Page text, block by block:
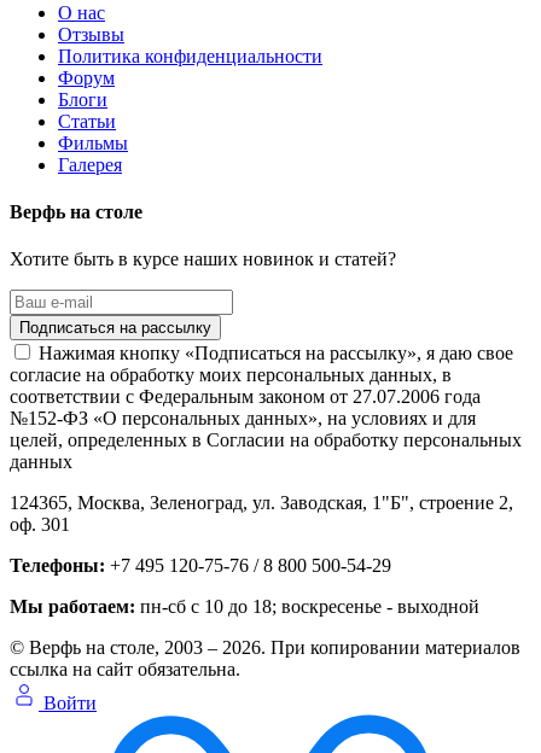
О нас
Отзывы
Политика конфиденциальности
Форум
Блоги
Статьи
Фильмы
Галерея
Верфь на столе
Хотите быть в курсе наших новинок и статей?
Нажимая кнопку «Подписаться на рассылку», я даю свое
согласие на обработку моих персональных данных, в
соответствии с Федеральным законом от 27.07.2006 года
№152-ФЗ «О персональных данных», на условиях и для
целей, определенных в Согласии на обработку персональных
данных
124365, Москва, Зеленоград, ул. Заводская, 1"Б", строение 2,
оф. 301
Телефоны: +7 495 120-75-76 / 8 800 500-54-29
Мы работаем: пн-сб с 10 до 18; воскресенье - выходной
© Верфь на столе, 2003 – 2026. При копировании материалов
ссылка на сайт обязательна.
Войти